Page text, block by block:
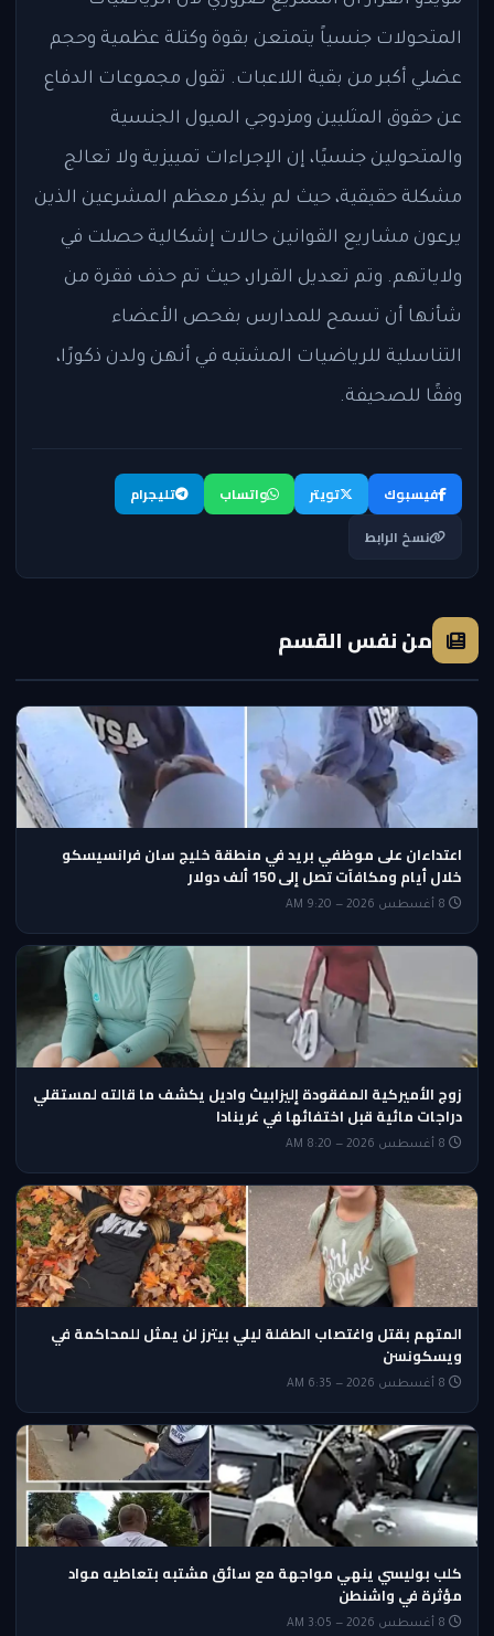
المتحولات جنسياً يتمتعن بقوة وكتلة عظمية وحجم
عضلي أكبر من بقية اللاعبات. تقول مجموعات الدفاع
عن حقوق المثليين ومزدوجي الميول الجنسية
والمتحولين جنسيًا، إن الإجراءات تمييزية ولا تعالج
مشكلة حقيقية، حيث لم يذكر معظم المشرعين الذين
يرعون مشاريع القوانين حالات إشكالية حصلت في
ولاياتهم. وتم تعديل القرار، حيث تم حذف فقرة من
شأنها أن تسمح للمدارس بفحص الأعضاء
التناسلية للرياضيات المشتبه في أنهن ولدن ذكورًا،
وفقًا للصحيفة.
فيسبوك تويتر واتساب
تليجرام
نسخ الرابط
من نفس القسم
اعتداءان على موظفي بريد في منطقة خليج سان فرانسيسكو
خلال أيام ومكافآت تصل إلى 150 ألف دولار
زوج الأميركية المفقودة إليزابيث واديل يكشف ما قالته لمستقلي
دراجات مائية قبل اختفائها في غرينادا
المتهم بقتل واغتصاب الطفلة ليلي بيترز لن يمثل للمحاكمة في
ويسكونسن
كلب بوليسي ينهي مواجهة مع سائق مشتبه بتعاطيه مواد
مؤثرة في واشنطن